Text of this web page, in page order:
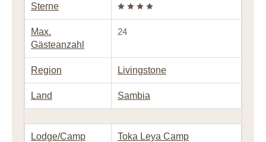
Sterne
Max.
Gästeanzahl
24
Region Livingstone
Land Sambia
Lodge/Camp Toka Leya Camp